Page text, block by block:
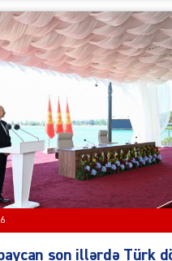
son illərdə Türk